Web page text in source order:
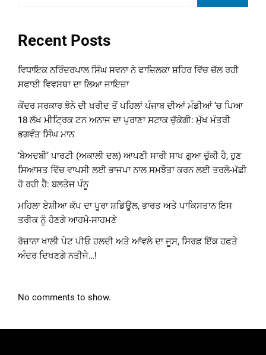
Recent Posts
ਵਿਧਾਇਕ ਨਰਿੰਦਰਪਾਲ ਸਿੰਘ ਸਵਨਾ ਨੇ ਫਾਜ਼ਿਲਕਾ ਸ਼ਹਿਰ ਵਿੱਚ ਚੱਲ ਰਹੀ
ਸਫਾਈ ਵਿਵਸਥਾ ਦਾ ਲਿਆ ਜਾਇਜ਼ਾ
ਕੇਂਦਰ ਸਰਕਾਰ ਝੋਨੇ ਦੀ ਖਰੀਦ ਤੋਂ ਪਹਿਲਾਂ ਪੰਜਾਬ ਦੀਆਂ ਮੰਡੀਆਂ ‘ਚ ਪਿਆ
18 ਲੱਖ ਮੀਟ੍ਰਿਕ ਟਨ ਅਨਾਜ ਦਾ ਪੁਰਾਣਾ ਸਟਾਕ ਚੁੱਕੇਗੀ: ਮੁੱਖ ਮੰਤਰੀ
ਭਗਵੰਤ ਸਿੰਘ ਮਾਨ
‘ਬੇਅਦਬੀ’ ਪਾਰਟੀ (ਅਕਾਲੀ ਦਲ) ਆਪਣੀ ਸਾਰੀ ਸਾਖ ਗੁਆ ਚੁੱਕੀ ਹੈ, ਹੁਣ
ਸਿਆਸਤ ਵਿੱਚ ਵਾਪਸੀ ਲਈ ਭਾਜਪਾ ਨਾਲ ਸਮਝੌਤਾ ਕਰਨ ਲਈ ਤਰਲੋ-ਮੱਛੀ
ਹੋ ਰਹੀ ਹੈ: ਬਲਤੇਜ ਪੰਨੂ
ਮਹਿਲਾ ਏਸ਼ੀਆ ਕੱਪ ਦਾ ਪੂਰਾ ਸ਼ਡਿਊਲ, ਭਾਰਤ ਅਤੇ ਪਾਕਿਸਤਾਨ ਇਸ
ਤਰੀਕ ਨੂੰ ਹੋਣਗੇ ਆਹਮੋ-ਸਾਹਮਣੇ
ਰੋਜ਼ਾਨਾ ਖਾਲੀ ਪੇਟ ਪੀਓ ਹਲਦੀ ਅਤੇ ਆਂਵਲੇ ਦਾ ਜੂਸ, ਸਿਰਫ਼ ਇੱਕ ਹਫ਼ਤੇ
ਅੰਦਰ ਦਿਖਣਗੇ ਨਤੀਜੇ…!
No comments to show.